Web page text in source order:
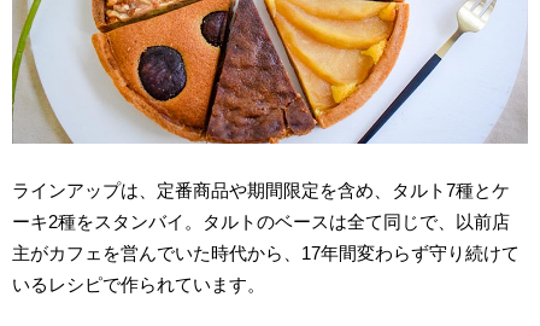
ラインアップは、定番商品や期間限定を含め、タルト7種とケ
ーキ2種をスタンバイ。タルトのベースは全て同じで、以前店
主がカフェを営んでいた時代から、17年間変わらず守り続けて
いるレシピで作られています。